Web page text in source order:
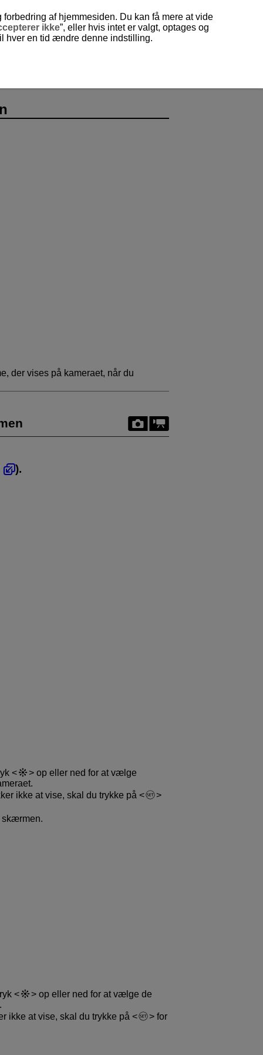
der vises på kameraet, når du
).
op eller ned for at vælge
ikke at vise, skal du trykke på
skærmen.
op eller ned for at vælge de
ikke at vise, skal du trykke på
for
af hjemmesiden. Du kan få mere at vide
ikke”, eller hvis intet er valgt, optages og
hver en tid ændre denne indstilling.